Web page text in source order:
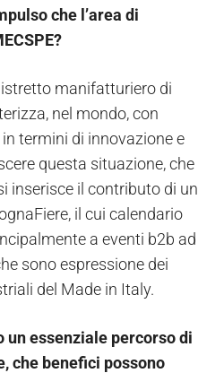
che l’area di
manifatturiero di
nel mondo, con
termini di innovazione e
questa situazione, che
inserisce il contributo di un
il cui calendario
a eventi b2b ad
sono espressione dei
del Made in Italy.
un essenziale percorso di
che benefici possono